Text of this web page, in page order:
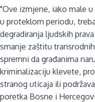
"Ove izmjene, iako male
u proteklom periodu,
degradiranja ljudskih
smanje zaštitu
spremni da građanima
kriminalizaciju klevete,
stranog uticaja ili
poretka Bosne i